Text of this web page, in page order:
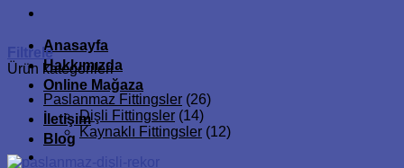
Anasayfa
Hakkımızda
Online Mağaza
İletişim
Blog
Filtrele
Ürün kategorileri
Paslanmaz Fittingsler (26)
Dişli Fittingsler (14)
Kaynaklı Fittingsler (12)